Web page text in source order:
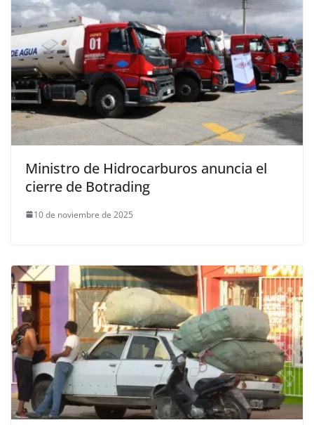
Ministro de Hidrocarburos anuncia el
cierre de Botrading
10 de noviembre de 2025